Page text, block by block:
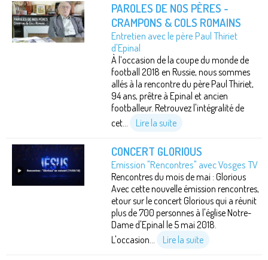
PAROLES DE NOS PÈRES -
CRAMPONS & COLS ROMAINS
Entretien avec le père Paul Thiriet
d'Epinal
À l’occasion de la coupe du monde de
football 2018 en Russie, nous sommes
allés à la rencontre du père Paul Thiriet,
94 ans, prêtre à Epinal et ancien
footballeur. Retrouvez l'intégralité de
cet...
Lire la suite
CONCERT GLORIOUS
Emission "Rencontres" avec Vosges TV
Rencontres du mois de mai : Glorious
Avec cette nouvelle émission rencontres,
etour sur le concert Glorious qui a réunit
plus de 700 personnes à l'église Notre-
Dame d'Epinal le 5 mai 2018.
L'occasion...
Lire la suite